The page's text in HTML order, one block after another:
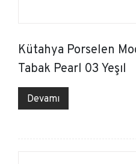
Kütahya Porselen
Tabak Pearl 03 Yeşıl
Devamı